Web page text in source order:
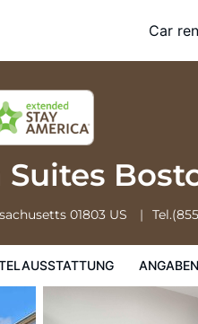
Car
Suites
01803 US Tel.
Hotelrichtlinien